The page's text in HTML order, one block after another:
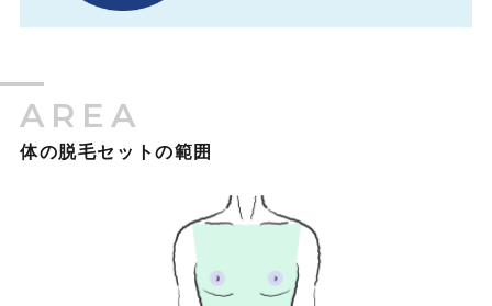
AREA
体の脱毛セットの範囲